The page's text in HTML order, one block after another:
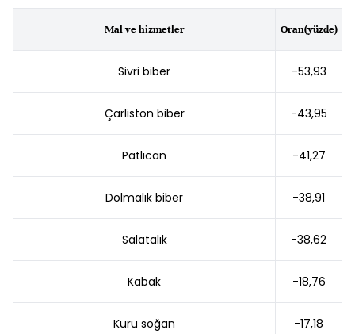
Mal ve hizmetler Oran(yüzde)
Sivri biber -53,93
Çarliston biber -43,95
Patlıcan -41,27
Dolmalık biber -38,91
Salatalık -38,62
Kabak -18,76
Kuru soğan -17,18